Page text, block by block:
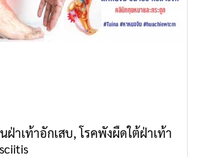
ฝ่าเท้าอักเสบ, โรคพังผืดใต้ฝ่าเท้า